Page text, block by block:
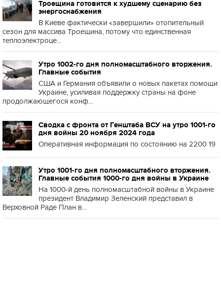
Троещина готовится к худшему сценарию без
энергоснабжения
В Киеве фактически «завершили» отопительный
сезон для массива Троещина, потому что единственная
теплоэлектроце...
Утро 1002-го дня полномасштабного вторжения.
Главные события
США и Германия объявили о новых пакетах помощи
Украине, усиливая поддержку страны на фоне
продолжающегося конф...
Сводка с фронта от Генштаба ВСУ на утро 1001-го
дня войны 20 ноября 2024 года
Оперативная информация по состоянию на 2200 19
Утро 1001-го дня полномасштабного вторжения.
Главные события 1000-го дня войны в Украине
На 1000-й день полномасштабной войны в Украине
президент Владимир Зеленский представил в
Верховной Раде План в...